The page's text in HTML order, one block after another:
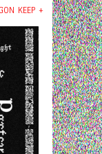
KEEP +